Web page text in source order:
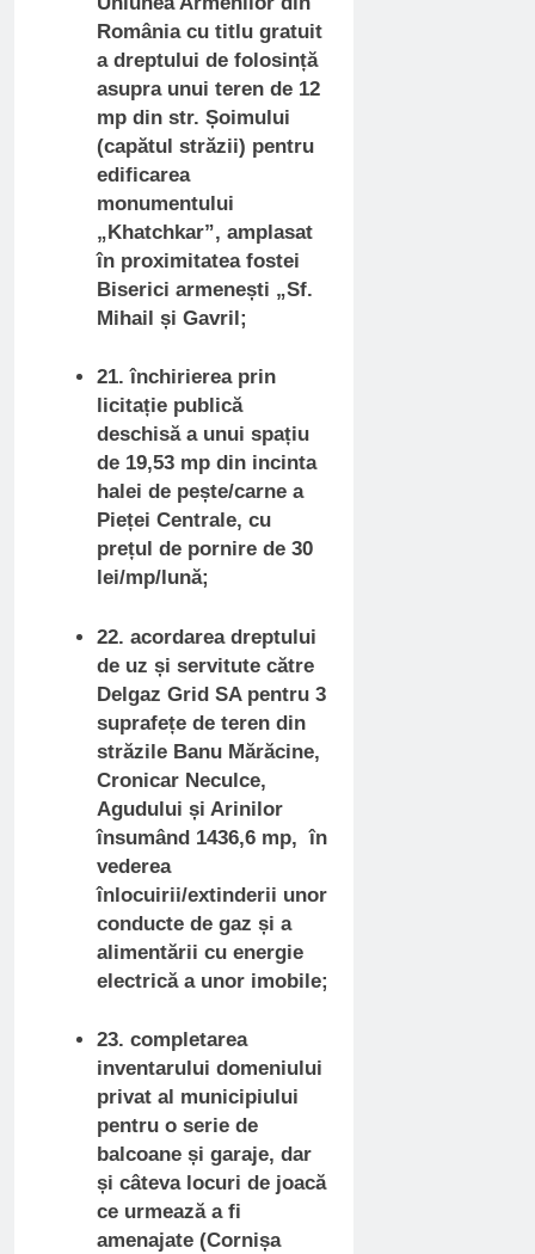
România cu titlu gratuit
a dreptului de folosință
asupra unui teren de 12
mp din str. Șoimului
(capătul străzii) pentru
edificarea
monumentului
„Khatchkar”, amplasat
în proximitatea fostei
Biserici armenești „Sf.
Mihail și Gavril;
21. închirierea prin
licitație publică
deschisă a unui spațiu
de 19,53 mp din incinta
halei de pește/carne a
Pieței Centrale, cu
prețul de pornire de 30
lei/mp/lună;
22. acordarea dreptului
de uz și servitute către
Delgaz Grid SA pentru 3
suprafețe de teren din
străzile Banu Mărăcine,
Cronicar Neculce,
Agudului și Arinilor
însumând 1436,6 mp, în
vederea
înlocuirii/extinderii unor
conducte de gaz și a
alimentării cu energie
electrică a unor imobile;
23. completarea
inventarului domeniului
privat al municipiului
pentru o serie de
balcoane și garaje, dar
și câteva locuri de joacă
ce urmează a fi
amenajate (Cornișa